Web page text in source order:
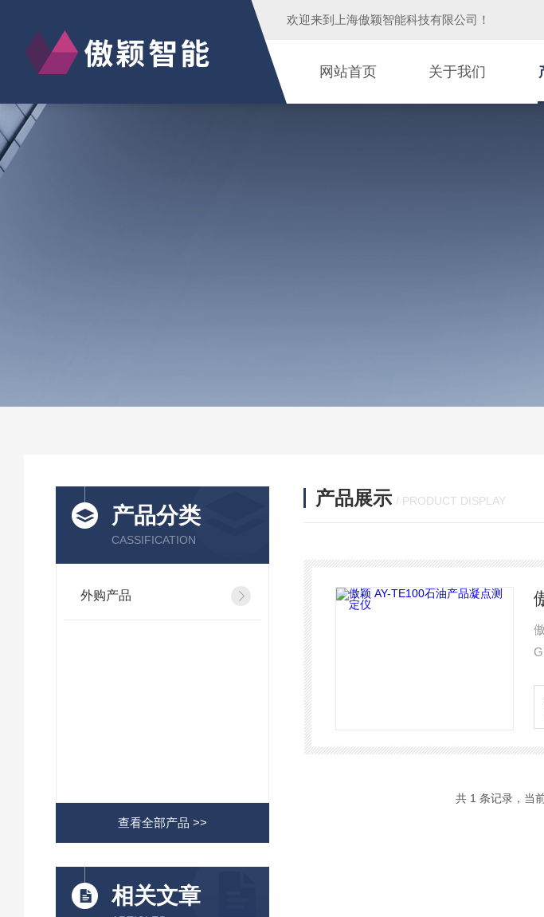
欢迎来到 上海傲颖智能科技有限公司 ！
网站首页 关于我们
产品分类
CASSIFICATION
外购产品
查看全部产品 >>
相关文章
产品展示 / PRODUCT DISPLAY
共 1 条记录，当